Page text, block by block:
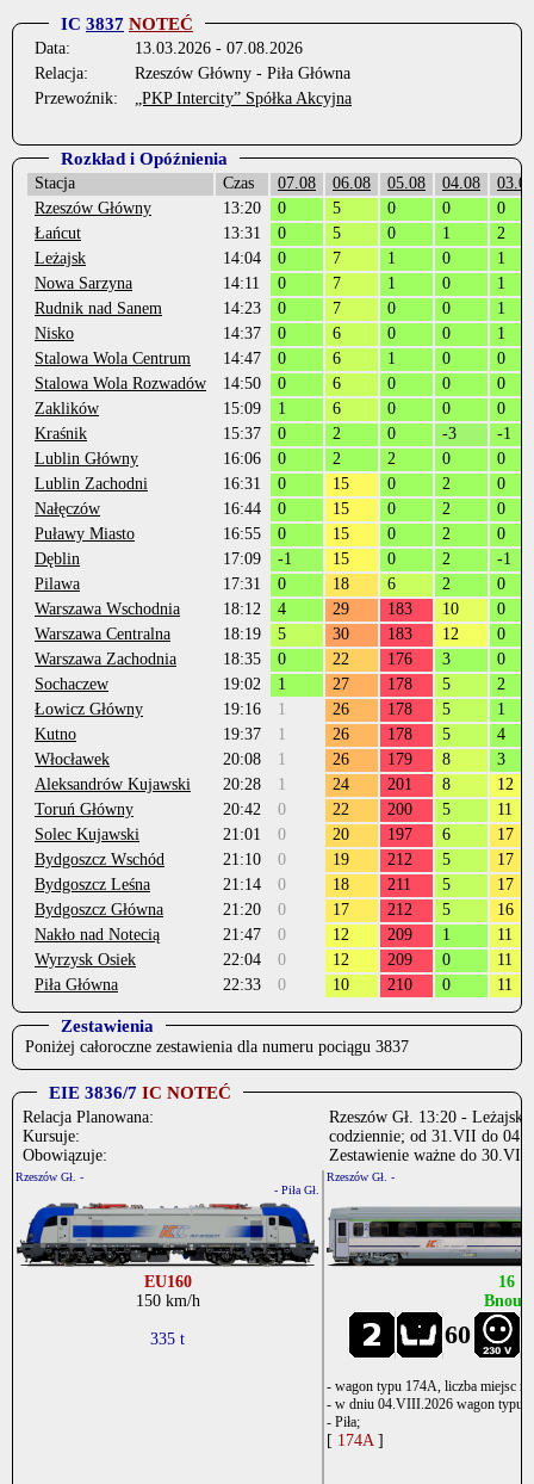
IC 3837 NOTEĆ
Data:
13.03.2026 - 07.08.2026
Relacja:
Rzeszów Główny - Piła Główna
Przewoźnik:
„PKP Intercity” Spółka Akcyjna
Rozkład i Opóźnienia
Stacja Czas 07.08 06.08 05.08 04.08
03.08
Rzeszów Główny
13:20 0 5 0 0
0
Łańcut
13:31 0 5 0 1
2
Leżajsk
14:04 0 7 1 0
1
Nowa Sarzyna
14:11 0 7 1 0
1
Rudnik nad Sanem
14:23 0 7 0 0
1
Nisko
14:37 0 6 0 0
1
Stalowa Wola Centrum
14:47 0 6 1 0
0
Stalowa Wola Rozwadów
14:50 0 6 0 0
0
Zaklików
15:09 1 6 0 0
0
Kraśnik
15:37 0 2 0 -3
-1
Lublin Główny
16:06 0 2 2 0
0
Lublin Zachodni
16:31 0 15 0 2
0
Nałęczów
16:44 0 15 0 2
0
Puławy Miasto
16:55 0 15 0 2
0
Dęblin
17:09 -1 15 0 2
-1
Pilawa
17:31 0 18 6 2
0
Warszawa Wschodnia
18:12 4 29 183 10
0
Warszawa Centralna
18:19 5 30 183 12
0
Warszawa Zachodnia
18:35 0 22 176 3
0
Sochaczew
19:02 1 27 178 5
2
Łowicz Główny
19:16 1 26 178 5
1
Kutno
19:37 1 26 178 5
4
Włocławek
20:08 1 26 179 8
3
Aleksandrów Kujawski
20:28 1 24 201 8
12
Toruń Główny
20:42 0 22 200 5
11
Solec Kujawski
21:01 0 20 197 6
17
Bydgoszcz Wschód
21:10 0 19 212 5
17
Bydgoszcz Leśna
21:14 0 18 211 5
17
Bydgoszcz Główna
21:20 0 17 212 5
16
Nakło nad Notecią
21:47 0 12 209 1
11
Wyrzysk Osiek
22:04 0 12 209 0
11
Piła Główna
22:33 0 10 210 0 11
Zestawienia
Poniżej całoroczne zestawienia dla numeru pociągu 3837
EIE 3836/7 IC NOTEĆ
Relacja Planowana:
Kursuje:
Obowiązuje:
Rzeszów Gł. 13:20 -
codziennie; od 31.VII do
Zestawienie ważne do
Rzeszów Gł. -
- Piła Gł.
EU160
150 km/h
335 t
Rzeszów Gł. -
16
Bnouz
60
- wagon typu 174A, liczba miejsc
- w dniu 04.VIII.2026 wagon typu
- Piła;
[ 174A ]